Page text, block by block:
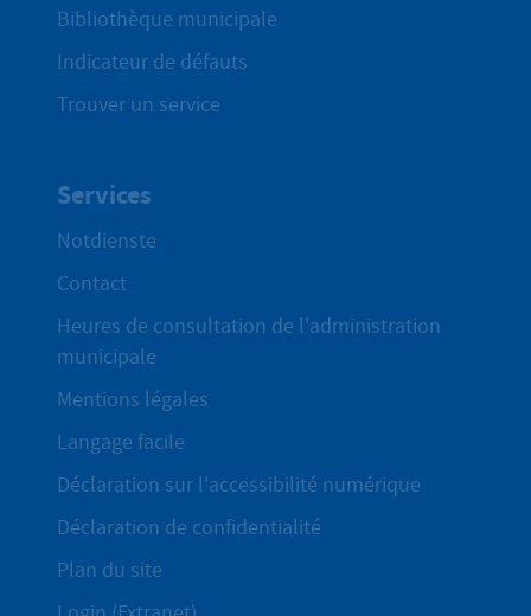
Bibliothèque municipale
Indicateur de défauts
Trouver un service
Services
Notdienste
Contact
Heures de consultation de l'administration
municipale
Mentions légales
Langage facile
Déclaration sur l'accessibilité numérique
Déclaration de confidentialité
Plan du site